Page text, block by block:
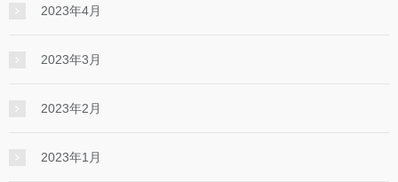
2023年4月
2023年3月
2023年2月
2023年1月